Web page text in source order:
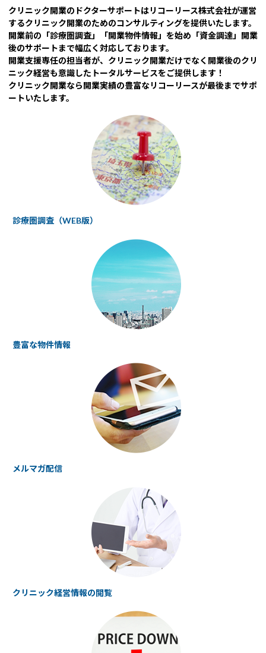
クリニック開業のドクターサポートはリコーリース株式会社が運営
するクリニック開業のためのコンサルティングを提供いたします。
開業前の「診療圏調査」「開業物件情報」を始め「資金調達」開業
後のサポートまで幅広く対応しております。
開業支援専任の担当者が、クリニック開業だけでなく開業後のクリ
ニック経営も意識したトータルサービスをご提供します！
クリニック開業なら開業実績の豊富なリコーリースが最後までサポ
ートいたします。
診療圏調査（WEB版）
豊富な物件情報
メルマガ配信
クリニック経営情報の閲覧